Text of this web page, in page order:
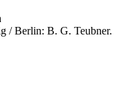
/ Berlin: B. G. Teubner.